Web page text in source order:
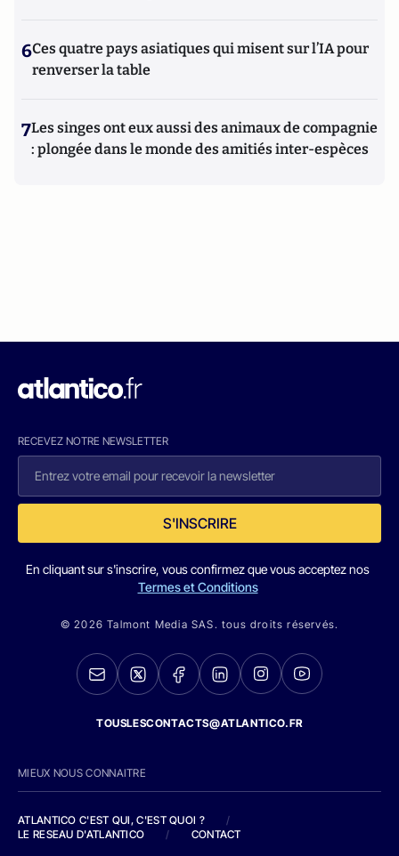
6Ces quatre pays asiatiques qui misent sur l’IA pour
renverser la table
7Les singes ont eux aussi des animaux de compagnie
: plongée dans le monde des amitiés inter-espèces
RECEVEZ NOTRE NEWSLETTER
S'INSCRIRE
En cliquant sur s'inscrire, vous confirmez que vous acceptez nos
Termes et Conditions
© 2026 Talmont Media SAS. tous droits réservés.
TOUSLESCONTACTS@ATLANTICO.FR
MIEUX NOUS CONNAITRE
ATLANTICO C'EST QUI, C'EST QUOI ?
/
LE RESEAU D'ATLANTICO
/ CONTACT